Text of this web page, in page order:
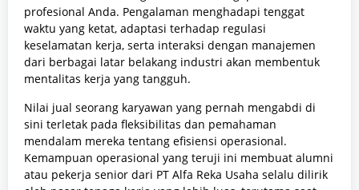
profesional Anda. Pengalaman menghadapi tenggat
waktu yang ketat, adaptasi terhadap regulasi
keselamatan kerja, serta interaksi dengan manajemen
dari berbagai latar belakang industri akan membentuk
mentalitas kerja yang tangguh.
Nilai jual seorang karyawan yang pernah mengabdi di
sini terletak pada fleksibilitas dan pemahaman
mendalam mereka tentang efisiensi operasional.
Kemampuan operasional yang teruji ini membuat alumni
atau pekerja senior dari PT Alfa Reka Usaha selalu dilirik